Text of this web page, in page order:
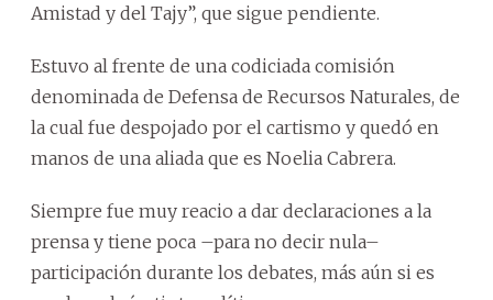
Amistad y del Tajy”, que sigue pendiente.
Estuvo al frente de una codiciada comisión
denominada de Defensa de Recursos Naturales, de
la cual fue despojado por el cartismo y quedó en
manos de una aliada que es Noelia Cabrera.
Siempre fue muy reacio a dar declaraciones a la
prensa y tiene poca –para no decir nula–
participación durante los debates, más aún si es